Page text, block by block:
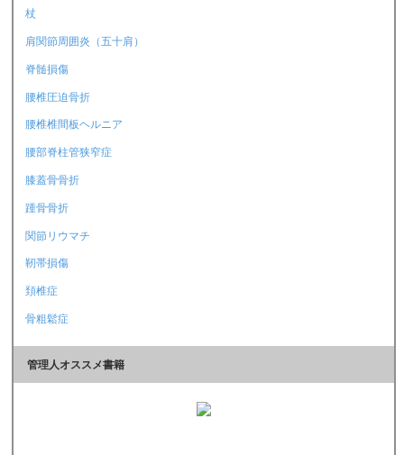
杖
肩関節周囲炎（五十肩）
脊髄損傷
腰椎圧迫骨折
腰椎椎間板ヘルニア
腰部脊柱管狭窄症
膝蓋骨骨折
踵骨骨折
関節リウマチ
靭帯損傷
頚椎症
骨粗鬆症
管理人オススメ書籍